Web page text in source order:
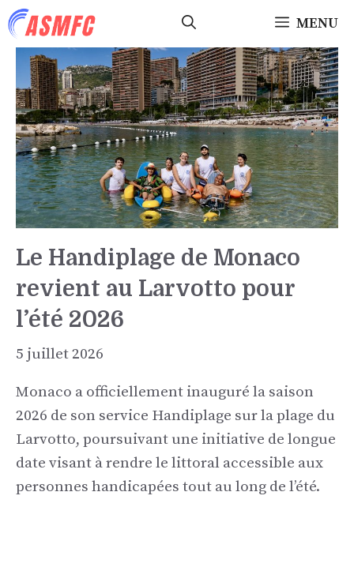
Aller
au
contenu
MENU
Le Handiplage de Monaco
revient au Larvotto pour
l’été 2026
5 juillet 2026
Monaco a officiellement inauguré la saison
2026 de son service Handiplage sur la plage du
Larvotto, poursuivant une initiative de longue
date visant à rendre le littoral accessible aux
personnes handicapées tout au long de l’été.